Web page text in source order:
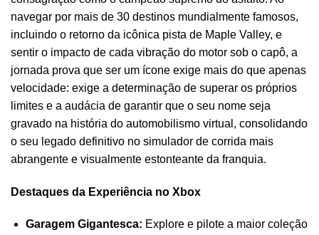
navegar por mais de 30 destinos mundialmente famosos,
incluindo o retorno da icônica pista de Maple Valley, e
sentir o impacto de cada vibração do motor sob o capô, a
jornada prova que ser um ícone exige mais do que apenas
velocidade: exige a determinação de superar os próprios
limites e a audácia de garantir que o seu nome seja
gravado na história do automobilismo virtual, consolidando
o seu legado definitivo no simulador de corrida mais
abrangente e visualmente estonteante da franquia.
Destaques da Experiência no Xbox
Garagem Gigantesca: Explore e pilote a maior coleção